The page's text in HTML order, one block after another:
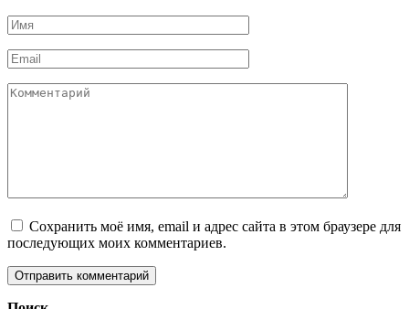
Имя
*
Email
*
Комментарий
Сохранить моё имя, email и адрес сайта в этом браузере для
последующих моих комментариев.